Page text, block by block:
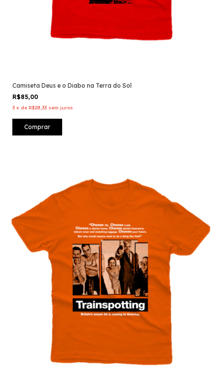
Camiseta Deus e o Diabo na Terra do Sol
R$85,00
3 x de R$28,33 sem juros
Comprar